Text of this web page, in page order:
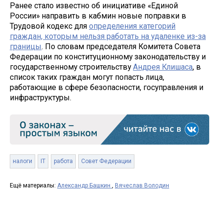
Ранее стало известно об инициативе «Единой
России» направить в кабмин новые поправки в
Трудовой кодекс для определения категорий
граждан, которым нельзя работать на удаленке из-за
границы. По словам председателя Комитета Совета
Федерации по конституционному законодательству и
государственному строительствуАндрея Клишаса, в
список таких граждан могут попасть лица,
работающие в сфере безопасности, госуправления и
инфраструктуры.
налоги IT работа Совет Федерации
Ещё материалы: Александр Башкин , Вячеслав Володин